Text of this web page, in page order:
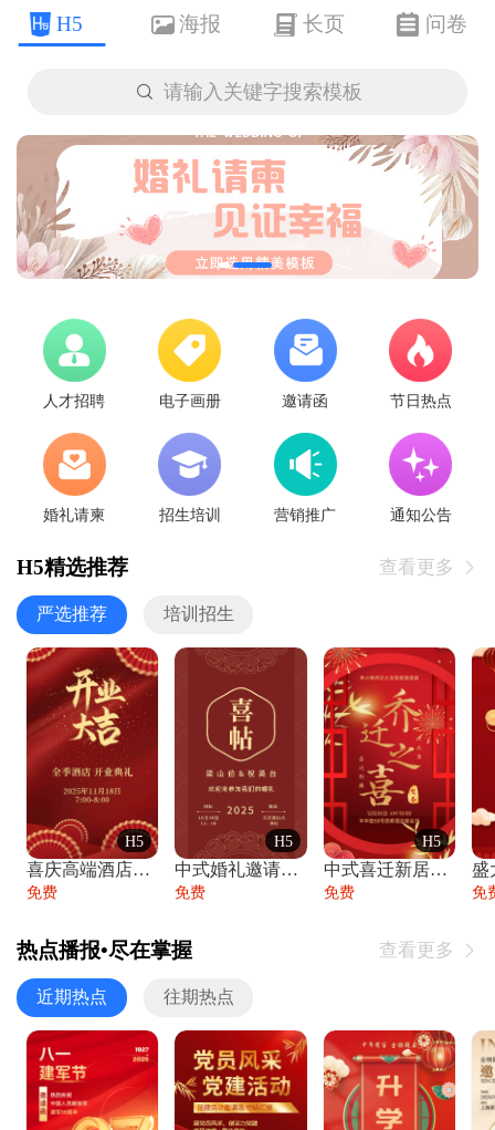
H5 海报 长页 问卷
 请输入关键字搜索模板
人才招聘 电子画册 邀请函 节日热点
婚礼请柬 招生培训 营销推广 通知公告
H5精选推荐 查看更多 
严选推荐 培训招生
H5
喜庆高端酒店开业大吉邀请函
免费
H5
中式婚礼邀请函中国风传统复古婚礼请柬请帖
免费
H5
中式喜迁新居乔迁之喜邀请函宴会请帖
免费 免
热点播报•尽在掌握 查看更多 
近期热点 往期热点